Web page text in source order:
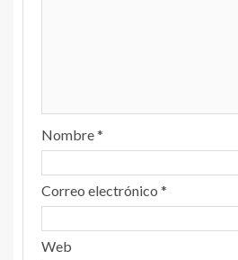
Nombre*
Correo electrónico *
Web